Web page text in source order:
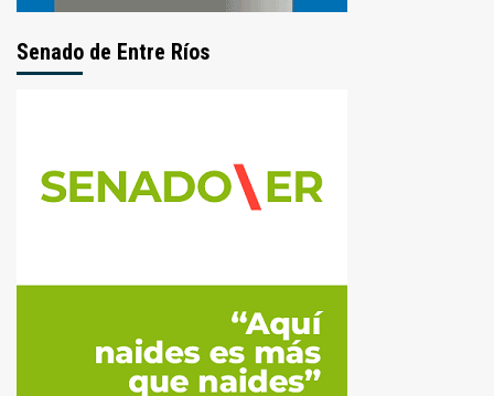
Senado de Entre Ríos